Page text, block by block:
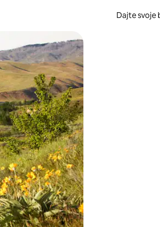
Dajte svoje
ich preskúmať pomocou dotykových gest či